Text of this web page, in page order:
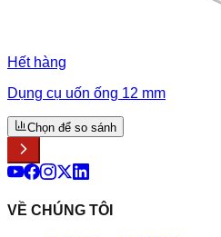
Hết hàng
Dụng cụ uốn ống 12 mm
Chọn để so sánh
VỀ CHÚNG TÔI